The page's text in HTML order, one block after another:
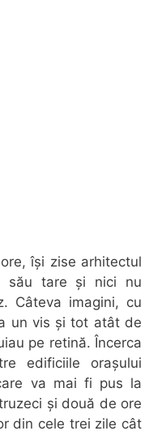
își zise arhitectul
său tare și nici nu
Câteva imagini, cu
un vis și tot atât de
pe retină. Încerca
edificiile orașului
va mai fi pus la
și două de ore
din cele trei zile cât